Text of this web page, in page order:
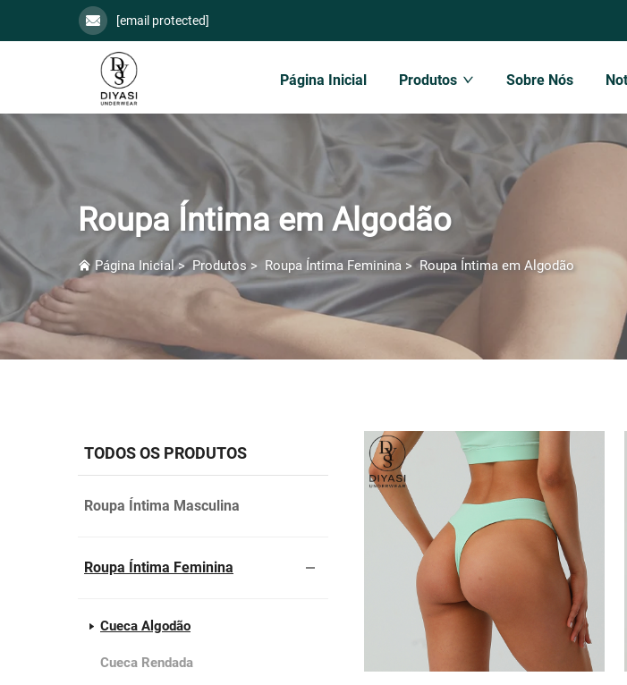
[email protected]
Página Inicial Produtos Sobre Nós
Roupa Íntima em Algodão
Página Inicial>Produtos > Roupa Íntima Feminina >Roupa Íntima em Algodão
TODOS OS PRODUTOS
Roupa Íntima Masculina
Roupa Íntima Feminina
Cueca Algodão
Cueca Rendada